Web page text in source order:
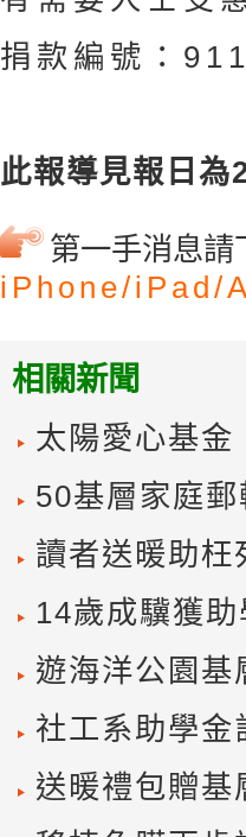
捐款編號：
此報導見報日為
第一手消息請
iPhone/iPad/
相關新聞
太陽愛心基金
50基層家庭
讀者送暖助枉
14歲成驥獲
遊海洋公園基
社工系助學金
送暖禮包贈基